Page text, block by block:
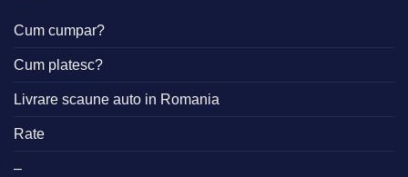
Cum cumpar?
Cum platesc?
Livrare scaune auto in Romania
Rate
–